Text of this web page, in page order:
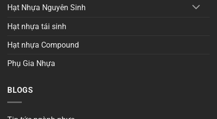
Hạt Nhựa Nguyên Sinh
Hạt nhựa tái sinh
Hạt nhựa Compound
Phụ Gia Nhựa
BLOGS